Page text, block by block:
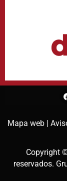
Mapa web |
Copyright
reservados.